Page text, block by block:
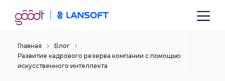
Главная
Блог
Развитие кадрового резерва компании с помощью
искусственного интеллекта